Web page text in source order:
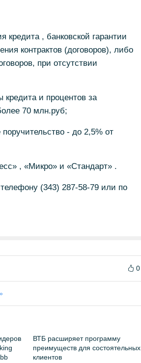
кредита , банковской гарантии
контрактов (договоров), либо
при отсутствии
и процентов за
70 млн.руб;
- до 2,5% от
, «Микро» и «Стандарт» .
(343) 287-58-79 или по
0
ВТБ расширяет программу
преимуществ для состоятельных
клиентов